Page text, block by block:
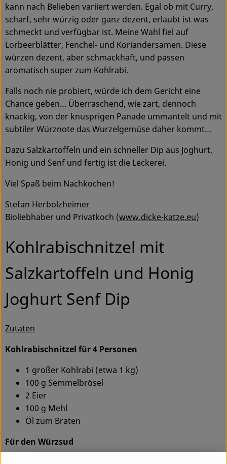
Über uns
Blog & Aktuelles
Service
kann nach Belieben variiert werden. Egal ob mit Curry,
scharf, sehr würzig oder ganz dezent, erlaubt ist was
schmeckt und verfügbar ist. Meine Wahl fiel auf
Lorbeerblätter, Fenchel- und Koriandersamen. Diese
würzen dezent, aber schmackhaft, und passen
aromatisch super zum Kohlrabi.
Falls noch nie probiert, würde ich dem Gericht eine
Chance geben… Überraschend, wie zart, dennoch
knackig, von der knusprigen Panade ummantelt und mit
subtiler Würznote das Wurzelgemüse daher kommt…
Dazu Salzkartoffeln und ein schneller Dip aus Joghurt,
Honig und Senf und fertig ist die Leckerei.
Viel Spaß beim Nachkochen!
Stefan Herbolzheimer
Bioliebhaber und Privatkoch (www.dicke-katze.eu)
Kohlrabischnitzel mit
Salzkartoffeln und Honig
Joghurt Senf Dip
Zutaten
Kohlrabischnitzel für 4 Personen
1 großer Kohlrabi (etwa 1 kg)
100 g Semmelbrösel
2 Eier
100 g Mehl
Öl zum Braten
Für den Würzsud